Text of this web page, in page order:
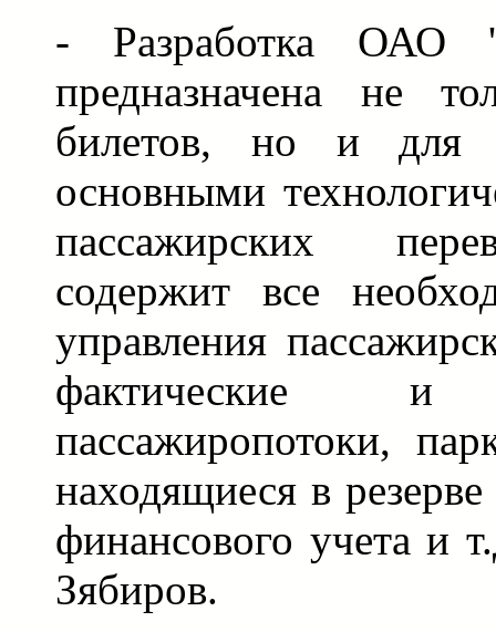
- Разработка ОАО
предназначена не
билетов, но и для
основными
пассажирских
содержит все
управления
фактические и
пассажиропотоки,
находящиеся в
финансового учета и
Зябиров.